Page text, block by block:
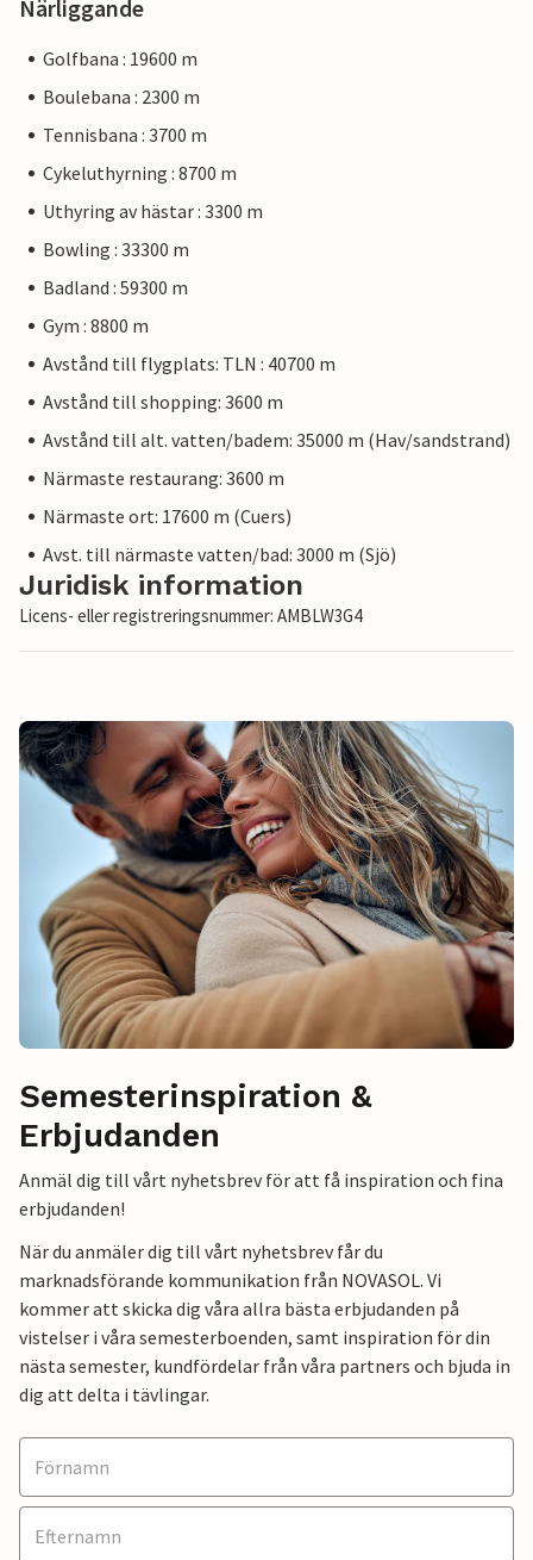
Närliggande
Golfbana : 19600 m
Boulebana : 2300 m
Tennisbana : 3700 m
Cykeluthyrning : 8700 m
Uthyring av hästar : 3300 m
Bowling : 33300 m
Badland : 59300 m
Gym : 8800 m
Avstånd till flygplats: TLN : 40700 m
Avstånd till shopping: 3600 m
Avstånd till alt. vatten/badem: 35000 m (Hav/sandstrand)
Närmaste restaurang: 3600 m
Närmaste ort: 17600 m (Cuers)
Avst. till närmaste vatten/bad: 3000 m (Sjö)
Juridisk information
Licens- eller registreringsnummer: AMBLW3G4
Semesterinspiration &
Erbjudanden
Anmäl dig till vårt nyhetsbrev för att få inspiration och fina
erbjudanden!
När du anmäler dig till vårt nyhetsbrev får du
marknadsförande kommunikation från NOVASOL. Vi
kommer att skicka dig våra allra bästa erbjudanden på
vistelser i våra semesterboenden, samt inspiration för din
nästa semester, kundfördelar från våra partners och bjuda in
dig att delta i tävlingar.